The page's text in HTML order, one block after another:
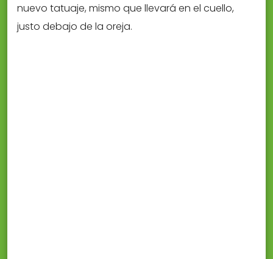
nuevo tatuaje, mismo que llevará en el cuello,
justo debajo de la oreja.